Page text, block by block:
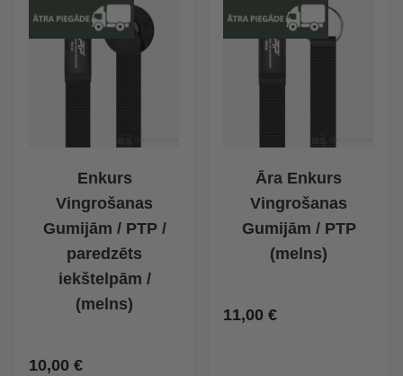
Enkurs
Vingrošanas
Gumijām / PTP /
paredzēts
iekštelpām /
(melns)
10,00 €
Āra Enkurs
Vingrošanas
Gumijām / PTP
(melns)
11,00 €